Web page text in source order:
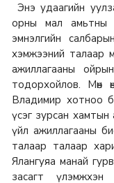
Энэ удаагийн
орны мал амьтны
эмнэлгийн
хэмжээний талаар
ажиллагааны
тодорхойлов. Мөн
Владимир хотноо
үсэг зурсан хамтын
үйл ажиллагааны
талаар талаар
Ялангуяа манай
засагт